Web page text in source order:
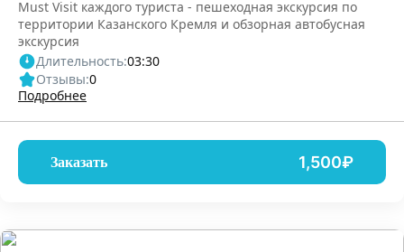
Must Visit каждого туриста - пешеходная экскурсия по
территории Казанского Кремля и обзорная автобусная
экскурсия
Длительность:03:30
Отзывы:0
Подробнее
Заказать 1,500₽